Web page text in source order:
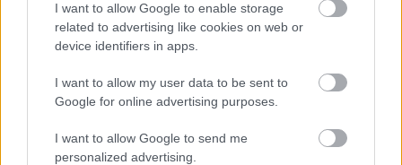
I want to allow Google to enable storage
related to advertising like cookies on web or
device identifiers in apps.
I want to allow my user data to be sent to
Google for online advertising purposes.
I want to allow Google to send me
personalized advertising.
Óriási bevétel-visszaesést könyvelhetett el az F1 a
második negyedévben